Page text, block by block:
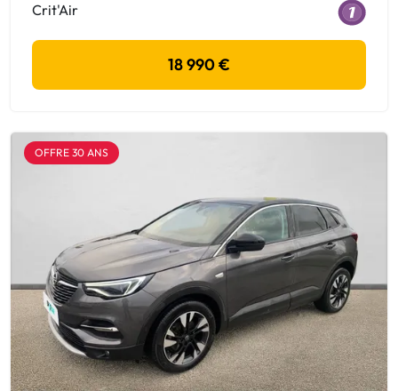
Crit'Air
18 990 €
OFFRE 30 ANS